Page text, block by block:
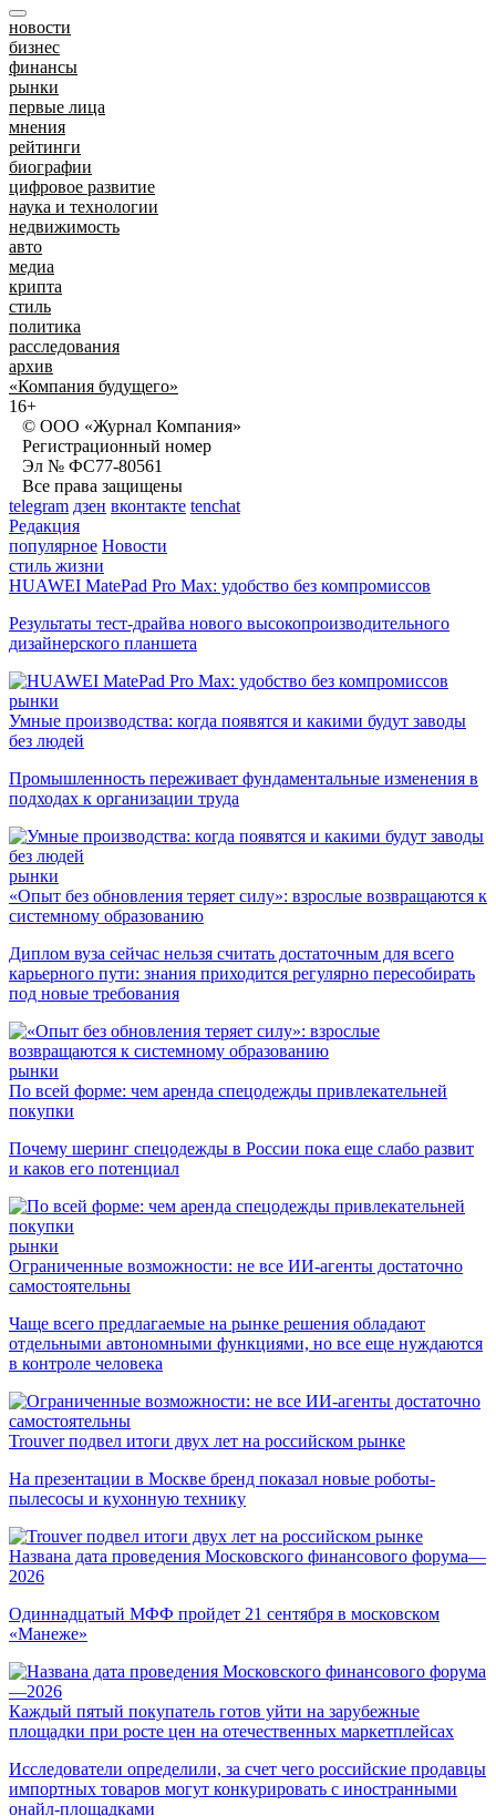
новости
бизнес
финансы
рынки
первые лица
мнения
рейтинги
биографии
цифровое развитие
наука и технологии
недвижимость
авто
медиа
крипта
стиль
политика
расследования
архив
«Компания будущего»
16+
© ООО «Журнал Компания»
Регистрационный номер
Эл № ФС77-80561
Все права защищены
telegram дзен вконтакте tenchat
Редакция
популярное Новости
стиль жизни
HUAWEI MatePad Pro Max: удобство без компромиссов
Результаты тест-драйва нового высокопроизводительного
дизайнерского планшета
рынки
Умные производства: когда появятся и какими будут заводы
без людей
Промышленность переживает фундаментальные изменения в
подходах к организации труда
рынки
«Опыт без обновления теряет силу»: взрослые возвращаются к
системному образованию
Диплом вуза сейчас нельзя считать достаточным для всего
карьерного пути: знания приходится регулярно пересобирать
под новые требования
рынки
По всей форме: чем аренда спецодежды привлекательней
покупки
Почему шеринг спецодежды в России пока еще слабо развит
и каков его потенциал
рынки
Ограниченные возможности: не все ИИ-агенты достаточно
самостоятельны
Чаще всего предлагаемые на рынке решения обладают
отдельными автономными функциями, но все еще нуждаются
в контроле человека
Trouver подвел итоги двух лет на российском рынке
На презентации в Москве бренд показал новые роботы-
пылесосы и кухонную технику
Названа дата проведения Московского финансового форума—
2026
Одиннадцатый МФФ пройдет 21 сентября в московском
«Манеже»
Каждый пятый покупатель готов уйти на зарубежные
площадки при росте цен на отечественных маркетплейсах
Исследователи определили, за счет чего российские продавцы
импортных товаров могут конкурировать с иностранными
онайл-площадками